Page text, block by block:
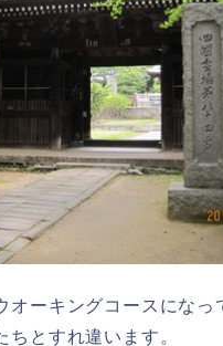
オーキングコースになっ
ちとすれ違います。